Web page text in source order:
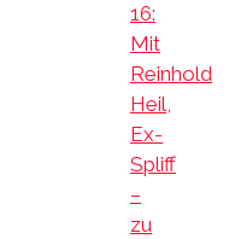
16:
Mit
Reinhold
Heil,
Ex-
Spliff
–
zu